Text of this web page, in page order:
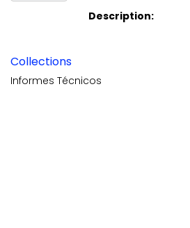
Description:
Collections
Informes Técnicos